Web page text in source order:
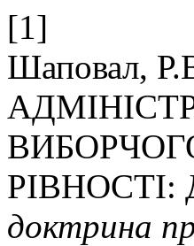
[1]
Шаповал,
доктрина